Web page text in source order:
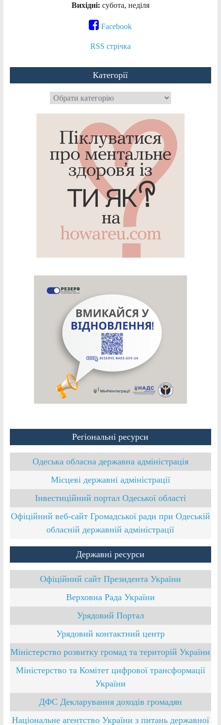
Вихідні: субота, неділя
Facebook
RSS стрічка
Категорії
Категорії
Регіональні ресурси
Одеська обласна державна адміністрація
Місцеві державні адміністрації
Інвестиційний портал Одеської області
Офіційний веб-сайт Громадської ради при Одеській
обласній державній адміністрації
Державні ресурси
Офіційний сайт Президента України
Верховна Рада України
Урядовий Портал
Урядовий контактний центр
Міністерство розвитку громад та територій України
Міністерство та Комітет цифрової трансформації
України
ДФС Декларування доходів громадян
Національне агентство України з питань державної